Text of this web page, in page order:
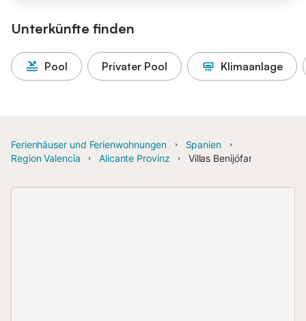
Unterkünfte finden
Pool Privater Pool Klimaanlage
Ferienhäuser und Ferienwohnungen
Spanien
Region Valencia
Alicante Provinz Villas Benijófar